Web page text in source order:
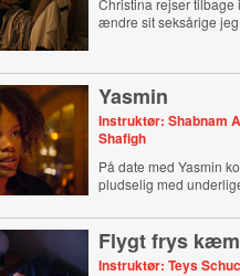
Christina rejser tilbage
ændre sit seksårige
Yasmin
Instruktør: Shabnam
Shafigh
På date med Yasmin
pludselig med
Flygt frys
Instruktør: Teys